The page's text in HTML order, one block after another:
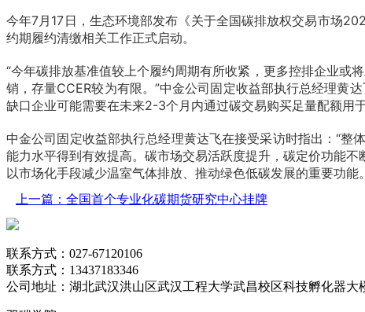
今年7月17日，生态环境部发布《关于全国碳排放权交易市场
约期履约清缴相关工作正式启动。
“今年碳排放基准值较上个履约周期有所收紧，更多控排企业或
销，存量CCER较为有限。”中金公司固定收益部执行总经理黄
缺口企业可能需要在未来2-3个月内通过碳交易购买足量配额用
中金公司固定收益部执行总经理黄达飞在接受采访时指出：“
能力水平得到有效提高。碳市场交易活跃度提升，碳定价功能
以市场化手段减少温室气体排放、推动绿色低碳发展的重要功能
上一篇：全国首个专业化碳期货研究中心挂牌
联系方式：027-67120106
联系方式：13437183346
公司地址：湖北武汉洪山区武汉工程大学武昌校区科技孵化器大